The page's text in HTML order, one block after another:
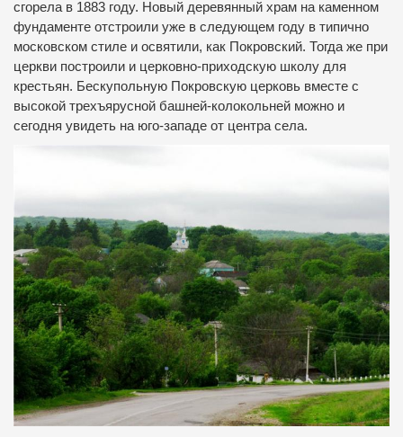
сгорела в 1883 году. Новый деревянный храм на каменном
фундаменте отстроили уже в следующем году в типично
московском стиле и освятили, как Покровский. Тогда же при
церкви построили и церковно-приходскую школу для
крестьян. Бескупольную Покровскую церковь вместе с
высокой трехъярусной башней-колокольней можно и
сегодня увидеть на юго-западе от центра села.